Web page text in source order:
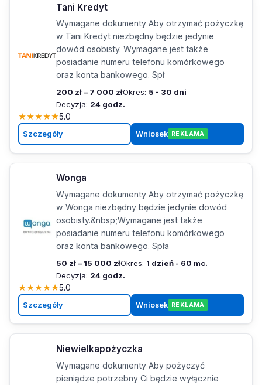
Tani Kredyt
Wymagane dokumenty Aby otrzymać pożyczkę
w Tani Kredyt niezbędny będzie jedynie
dowód osobisty. Wymagane jest także
posiadanie numeru telefonu komórkowego
oraz konta bankowego. Spł
200 zł – 7 000 złOkres: 5 - 30 dni
Decyzja: 24 godz.
★★★★★5.0
Szczegóły Wniosek REKLAMA
Wonga
Wymagane dokumenty Aby otrzymać pożyczkę
w Wonga niezbędny będzie jedynie dowód
osobisty.&nbsp;Wymagane jest także
posiadanie numeru telefonu komórkowego
oraz konta bankowego. Spła
50 zł – 15 000 złOkres: 1 dzień - 60 mc.
Decyzja: 24 godz.
★★★★★5.0
Szczegóły Wniosek REKLAMA
Niewielkapożyczka
Wymagane dokumenty Aby pożyczyć
pieniądze potrzebny Ci będzie wyłącznie